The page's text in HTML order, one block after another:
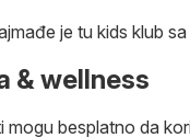
je tu kids klub
& wellness
mogu besplatno da